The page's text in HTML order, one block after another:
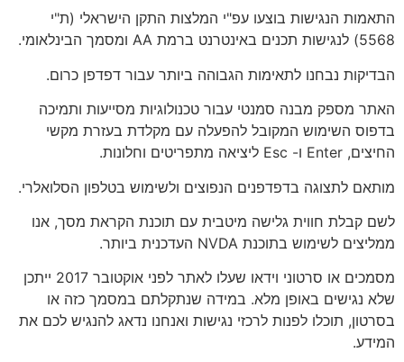
התאמות הנגישות בוצעו עפ"י המלצות התקן הישראלי (ת"י
5568) לנגישות תכנים באינטרנט ברמת AA ומסמך הבינלאומי.
הבדיקות נבחנו לתאימות הגבוהה ביותר עבור דפדפן כרום.
האתר מספק מבנה סמנטי עבור טכנולוגיות מסייעות ותמיכה
בדפוס השימוש המקובל להפעלה עם מקלדת בעזרת מקשי
החיצים, Enter ו- Esc ליציאה מתפריטים וחלונות.
מותאם לתצוגה בדפדפנים הנפוצים ולשימוש בטלפון הסלואלרי.
לשם קבלת חווית גלישה מיטבית עם תוכנת הקראת מסך, אנו
ממליצים לשימוש בתוכנת NVDA העדכנית ביותר.
מסמכים או סרטוני וידאו שעלו לאתר לפני אוקטובר 2017 ייתכן
שלא נגישים באופן מלא. במידה שנתקלתם במסמך כזה או
בסרטון, תוכלו לפנות לרכזי נגישות ואנחנו נדאג להנגיש לכם את
המידע.